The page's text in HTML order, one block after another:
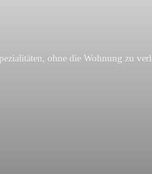
ohne die Wohnung zu